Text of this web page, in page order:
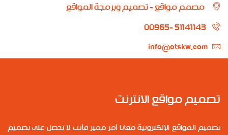
00965- 51141143
info@otskw.com
تصميم مواقع الانترنت
تصميم المواقع الإلكترونية معانا أمر مميز فأنت لا تحصل على تصميم